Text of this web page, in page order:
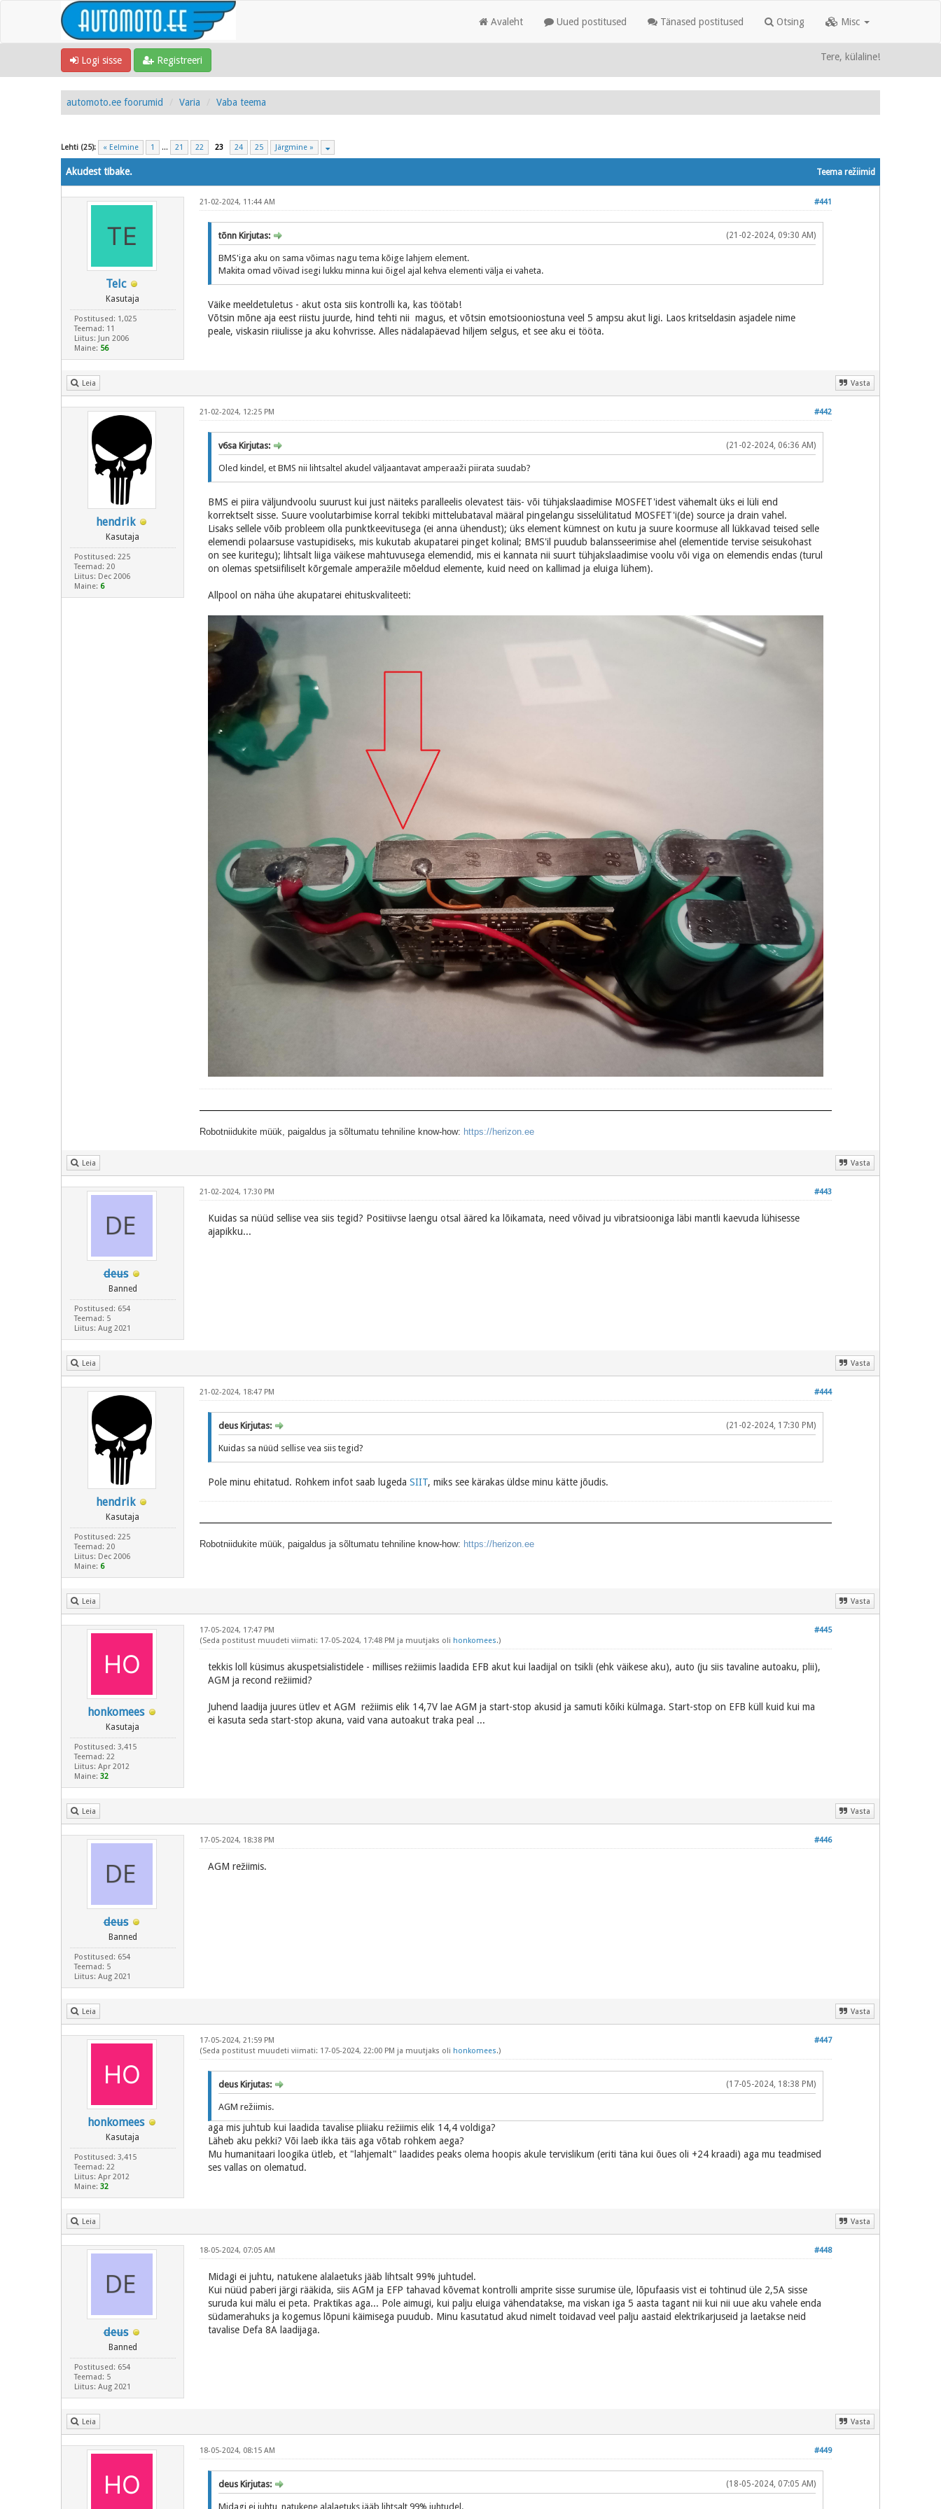
Avaleht Uued postitused Tänased postitused Otsing Misc
Logi sisse Registreeri Tere, külaline!
automoto.ee foorumid Varia Vaba teema
Lehti (25): « Eelmine 1 ... 21 22 23 24 25 Järgmine »
Teema režiimid
Akudest tibake.
Telc
Kasutaja
Postitused: 1,025
Teemad: 11
Liitus: Jun 2006
Maine: 56
#441
21-02-2024, 11:44 AM
(21-02-2024, 09:30 AM)
tõnn Kirjutas:
BMS'iga aku on sama võimas nagu tema kõige lahjem element.
Makita omad võivad isegi lukku minna kui õigel ajal kehva elementi välja ei vaheta.
Väike meeldetuletus - akut osta siis kontrolli ka, kas töötab!
Võtsin mõne aja eest riistu juurde, hind tehti nii magus, et võtsin emotsiooniostuna veel 5 ampsu akut ligi. Laos kritseldasin asjadele nime
peale, viskasin riiulisse ja aku kohvrisse. Alles nädalapäevad hiljem selgus, et see aku ei tööta.
Leia Vasta
hendrik
Kasutaja
Postitused: 225
Teemad: 20
Liitus: Dec 2006
Maine: 6
#442
21-02-2024, 12:25 PM
(21-02-2024, 06:36 AM)
v6sa Kirjutas:
Oled kindel, et BMS nii lihtsaltel akudel väljaantavat amperaaži piirata suudab?
BMS ei piira väljundvoolu suurust kui just näiteks paralleelis olevatest täis- või tühjakslaadimise MOSFET'idest vähemalt üks ei lüli end
korrektselt sisse. Suure voolutarbimise korral tekibki mittelubataval määral pingelangu sisselülitatud MOSFET'i(de) source ja drain vahel.
Lisaks sellele võib probleem olla punktkeevitusega (ei anna ühendust); üks element kümnest on kutu ja suure koormuse all lükkavad teised selle
elemendi polaarsuse vastupidiseks, mis kukutab akupatarei pinget kolinal; BMS'il puudub balansseerimise ahel (elementide tervise seisukohast
on see kuritegu); lihtsalt liiga väikese mahtuvusega elemendid, mis ei kannata nii suurt tühjakslaadimise voolu või viga on elemendis endas (turul
on olemas spetsiifiliselt kõrgemale amperažile mõeldud elemente, kuid need on kallimad ja eluiga lühem).
Allpool on näha ühe akupatarei ehituskvaliteeti:
Robotniidukite müük, paigaldus ja sõltumatu tehniline know-how: https://herizon.ee
Leia Vasta
deus
Banned
Postitused: 654
Teemad: 5
Liitus: Aug 2021
#443
21-02-2024, 17:30 PM
Kuidas sa nüüd sellise vea siis tegid? Positiivse laengu otsal ääred ka lõikamata, need võivad ju vibratsiooniga läbi mantli kaevuda lühisesse
ajapikku...
Leia Vasta
hendrik
Kasutaja
Postitused: 225
Teemad: 20
Liitus: Dec 2006
Maine: 6
#444
21-02-2024, 18:47 PM
(21-02-2024, 17:30 PM)
deus Kirjutas:
Kuidas sa nüüd sellise vea siis tegid?
Pole minu ehitatud. Rohkem infot saab lugeda SIIT, miks see kärakas üldse minu kätte jõudis.
Robotniidukite müük, paigaldus ja sõltumatu tehniline know-how: https://herizon.ee
Leia Vasta
honkomees
Kasutaja
Postitused: 3,415
Teemad: 22
Liitus: Apr 2012
Maine: 32
#445
17-05-2024, 17:47 PM
(Seda postitust muudeti viimati: 17-05-2024, 17:48 PM ja muutjaks oli honkomees.)
tekkis loll küsimus akuspetsialistidele - millises režiimis laadida EFB akut kui laadijal on tsikli (ehk väikese aku), auto (ju siis tavaline autoaku, plii),
AGM ja recond režiimid?
Juhend laadija juures ütlev et AGM režiimis elik 14,7V lae AGM ja start-stop akusid ja samuti kõiki külmaga. Start-stop on EFB küll kuid kui ma
ei kasuta seda start-stop akuna, vaid vana autoakut traka peal ...
Leia Vasta
deus
Banned
Postitused: 654
Teemad: 5
Liitus: Aug 2021
#446
17-05-2024, 18:38 PM
AGM režiimis.
Leia Vasta
honkomees
Kasutaja
Postitused: 3,415
Teemad: 22
Liitus: Apr 2012
Maine: 32
#447
17-05-2024, 21:59 PM
(Seda postitust muudeti viimati: 17-05-2024, 22:00 PM ja muutjaks oli honkomees.)
(17-05-2024, 18:38 PM)
deus Kirjutas:
AGM režiimis.
aga mis juhtub kui laadida tavalise pliiaku režiimis elik 14,4 voldiga?
Läheb aku pekki? Või laeb ikka täis aga võtab rohkem aega?
Mu humanitaari loogika ütleb, et "lahjemalt" laadides peaks olema hoopis akule tervislikum (eriti täna kui õues oli +24 kraadi) aga mu teadmised
ses vallas on olematud.
Leia Vasta
deus
Banned
Postitused: 654
Teemad: 5
Liitus: Aug 2021
#448
18-05-2024, 07:05 AM
Midagi ei juhtu, natukene alalaetuks jääb lihtsalt 99% juhtudel.
Kui nüüd paberi järgi rääkida, siis AGM ja EFP tahavad kõvemat kontrolli amprite sisse surumise üle, lõpufaasis vist ei tohtinud üle 2,5A sisse
suruda kui mälu ei peta. Praktikas aga... Pole aimugi, kui palju eluiga vähendatakse, ma viskan iga 5 aasta tagant nii kui nii uue aku vahele enda
südamerahuks ja kogemus lõpuni käimisega puudub. Minu kasutatud akud nimelt toidavad veel palju aastaid elektrikarjuseid ja laetakse neid
tavalise Defa 8A laadijaga.
Leia Vasta
#449
18-05-2024, 08:15 AM
(18-05-2024, 07:05 AM)
deus Kirjutas:
Midagi ei juhtu, natukene alalaetuks jääb lihtsalt 99% juhtudel.